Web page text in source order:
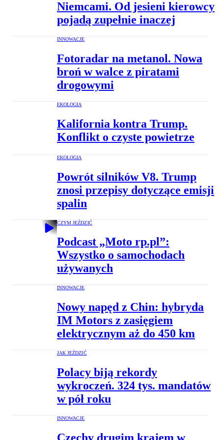
Niemcami. Od jesieni kierowcy
pojadą zupełnie inaczej
INNOWACJE
Fotoradar na metanol. Nowa
broń w walce z piratami
drogowymi
EKOLOGIA
Kalifornia kontra Trump.
Konflikt o czyste powietrze
EKOLOGIA
Powrót silników V8. Trump
znosi przepisy dotyczące emisji
spalin
CZYM JEŹDZIĆ
Podcast „Moto rp.pl”:
Wszystko o samochodach
używanych
INNOWACJE
Nowy napęd z Chin: hybryda
IM Motors z zasięgiem
elektrycznym aż do 450 km
JAK JEŹDZIĆ
Polacy biją rekordy
wykroczeń. 324 tys. mandatów
w pół roku
INNOWACJE